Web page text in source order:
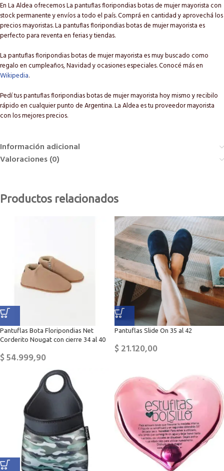
En La Aldea ofrecemos La pantuflas floripondias botas de mujer mayorista con
stock permanente y envíos a todo el país. Comprá en cantidad y aprovechá los
precios mayoristas. La pantuflas floripondias botas de mujer mayorista es
perfecto para reventa en ferias y tiendas.
La pantuflas floripondias botas de mujer mayorista es muy buscado como
regalo en cumpleaños, Navidad y ocasiones especiales. Conocé más en
Wikipedia.
Pedí tus pantuflas floripondias botas de mujer mayorista hoy mismo y recibilo
rápido en cualquier punto de Argentina. La Aldea es tu proveedor mayorista
con los mejores precios.
Información adicional
Valoraciones (0)
Productos relacionados
Pantuflas Bota Floripondias Net
Corderito Nougat con cierre 34 al 40
$54.999,90
Pantuflas Slide On 35 al 42
$21.120,00